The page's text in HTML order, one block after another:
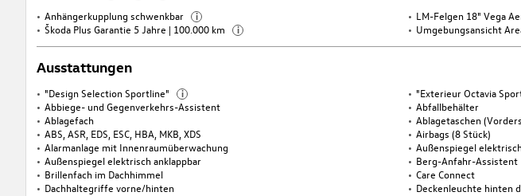
Anhängerkupplung schwenkbar i LM-Felgen 18" Vega
Škoda Plus Garantie 5 Jahre | 100.000 km i Umgebungsansicht
Ausstattungen
"Design Selection Sportline" i
"Exterieur Octavia
Abbiege- und Gegenverkehrs-Assistent
Abfallbehälter
Ablagefach
Ablagetaschen
ABS, ASR, EDS, ESC, HBA, MKB, XDS
Airbags (8 Stück)
Alarmanlage mit Innenraumüberwachung
Außenspiegel
Außenspiegel elektrisch anklappbar
Berg-Anfahr-Assistent
Brillenfach im Dachhimmel
Care Connect
Dachhaltegriffe vorne/hinten
Deckenleuchte hinten